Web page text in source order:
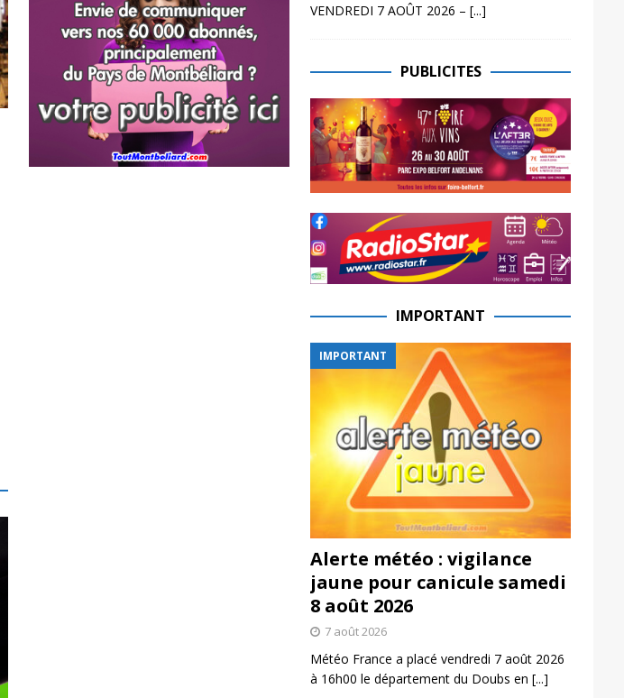
VENDREDI 7 AOÛT 2026 – [...]
PUBLICITES
IMPORTANT
IMPORTANT
Alerte météo : vigilance
jaune pour canicule samedi
8 août 2026
7 août 2026
Météo France a placé vendredi 7 août 2026
à 16h00 le département du Doubs en [...]